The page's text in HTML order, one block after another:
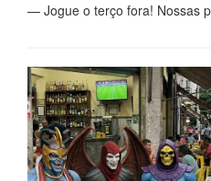
— Jogue o terço fora! Nossas